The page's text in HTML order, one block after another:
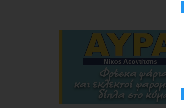
ΑΘΛΗΤΙΣΜΟΣ
ΠΟΛΙΤΙΣΜΟΣ